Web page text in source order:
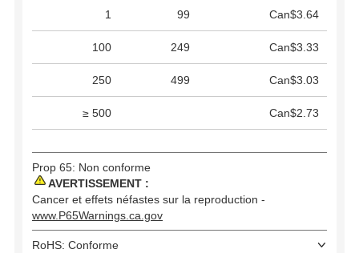
1 99 Can$3.64
100 249 Can$3.33
250 499 Can$3.03
≥ 500 Can$2.73
Prop 65: Non conforme
AVERTISSEMENT :
Cancer et effets néfastes sur la reproduction -
www.P65Warnings.ca.gov
RoHS: Conforme